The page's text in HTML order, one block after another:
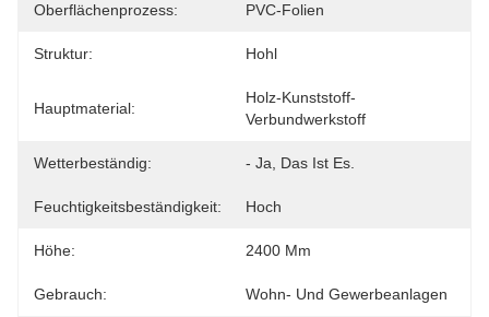
Oberflächenprozess: PVC-Folien
Struktur: Hohl
Hauptmaterial:
Holz-Kunststoff-
Verbundwerkstoff
Wetterbeständig: - Ja, Das Ist Es.
Feuchtigkeitsbeständigkeit: Hoch
Höhe: 2400 Mm
Gebrauch: Wohn- Und Gewerbeanlagen